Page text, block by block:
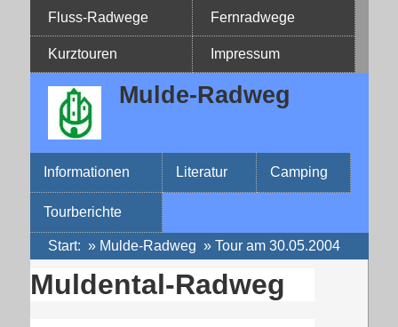
Fluss-Radwege Fernradwege
Kurztouren Impressum
Mulde-Radweg
Informationen Literatur Camping
Tourberichte
Start: » Mulde-Radweg » Tour am 30.05.2004
Muldental-Radweg